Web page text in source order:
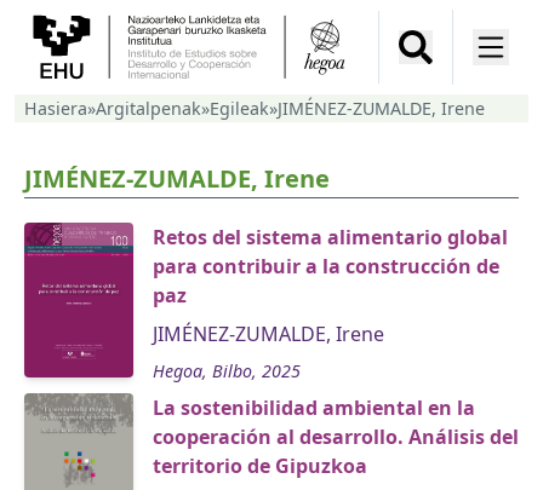
Hasiera»Argitalpenak»Egileak»JIMÉNEZ-ZUMALDE, Irene
JIMÉNEZ-ZUMALDE, Irene
Retos del sistema alimentario global
para contribuir a la construcción de
paz
JIMÉNEZ-ZUMALDE, Irene
Hegoa, Bilbo, 2025
La sostenibilidad ambiental en la
cooperación al desarrollo. Análisis del
territorio de Gipuzkoa